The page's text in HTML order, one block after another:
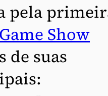
pela
Show
de suas